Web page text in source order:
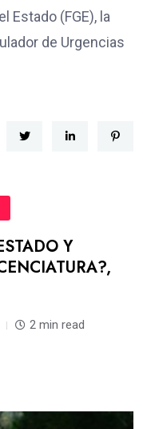
Estado (FGE), la
de Urgencias
Y
2 min read